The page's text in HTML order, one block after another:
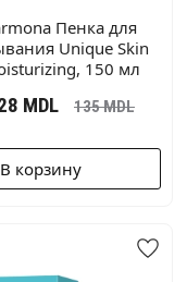
Пенка для
Unique Skin
150 мл
MDL 135MDL
В корзину